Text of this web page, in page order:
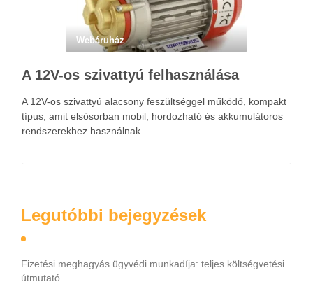
Webáruház
A 12V-os szivattyú felhasználása
A 12V-os szivattyú alacsony feszültséggel működő, kompakt
típus, amit elsősorban mobil, hordozható és akkumulátoros
rendszerekhez használnak.
Legutóbbi bejegyzések
Fizetési meghagyás ügyvédi munkadíja: teljes költségvetési
útmutató